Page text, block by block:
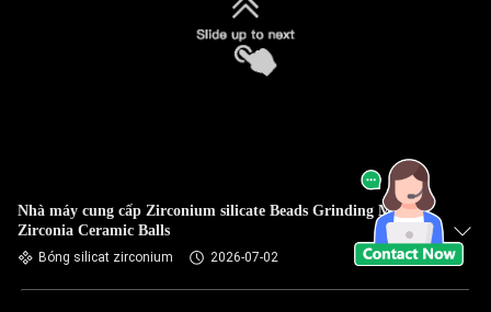
Nhà máy cung cấp Zirconium silicate Beads Grinding Media
Zirconia Ceramic Balls
Bóng silicat zirconium 2026-07-02